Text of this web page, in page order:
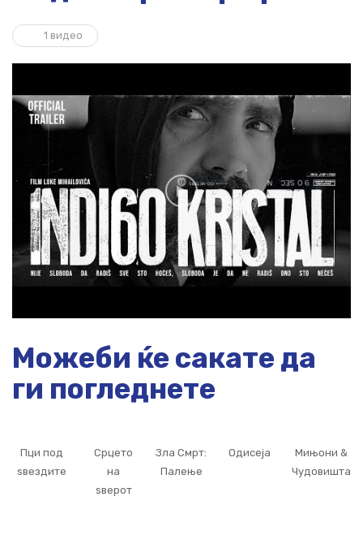
1 видео
Можеби ќе сакате да
ги погледнете
Пци под
ѕвездите
Срцето
на
ѕверот
Зла Смрт:
Палење
Одисеја
Мињони &
Чудовишта